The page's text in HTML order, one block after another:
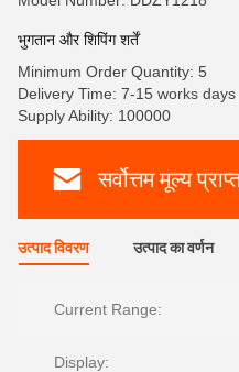
भुगतान और शिपिंग शर्तें
Minimum Order Quantity: 5
Delivery Time: 7-15 works days
Supply Ability: 100000
सर्वोत्तम मूल्य
उत्पाद विवरण उत्पाद का वर्णन
Current Range:
Display: